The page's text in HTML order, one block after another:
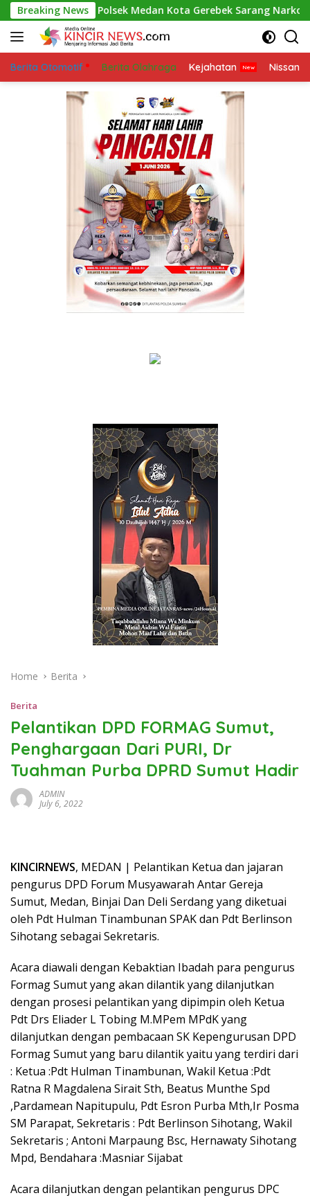
Skip
to
content
Breaking News
Polsek Medan Kota Gerebek Sarang Narkoba di Sei
Berita Otomotif Berita Olahraga Kejahatan Nissan
Home Berita
Berita
Pelantikan DPD FORMAG Sumut,
Penghargaan Dari PURI, Dr
Tuahman Purba DPRD Sumut Hadir
ADMIN
July 6, 2022
KINCIRNEWS, MEDAN | Pelantikan Ketua dan jajaran
pengurus DPD Forum Musyawarah Antar Gereja
Sumut, Medan, Binjai Dan Deli Serdang yang diketuai
oleh Pdt Hulman Tinambunan SPAK dan Pdt Berlinson
Sihotang sebagai Sekretaris.
Acara diawali dengan Kebaktian Ibadah para pengurus
Formag Sumut yang akan dilantik yang dilanjutkan
dengan prosesi pelantikan yang dipimpin oleh Ketua
Pdt Drs Eliader L Tobing M.MPem MPdK yang
dilanjutkan dengan pembacaan SK Kepengurusan DPD
Formag Sumut yang baru dilantik yaitu yang terdiri dari
: Ketua :Pdt Hulman Tinambunan, Wakil Ketua :Pdt
Ratna R Magdalena Sirait Sth, Beatus Munthe Spd
,Pardamean Napitupulu, Pdt Esron Purba Mth,Ir Posma
SM Parapat, Sekretaris : Pdt Berlinson Sihotang, Wakil
Sekretaris ; Antoni Marpaung Bsc, Hernawaty Sihotang
Mpd, Bendahara :Masniar Sijabat
Acara dilanjutkan dengan pelantikan pengurus DPC